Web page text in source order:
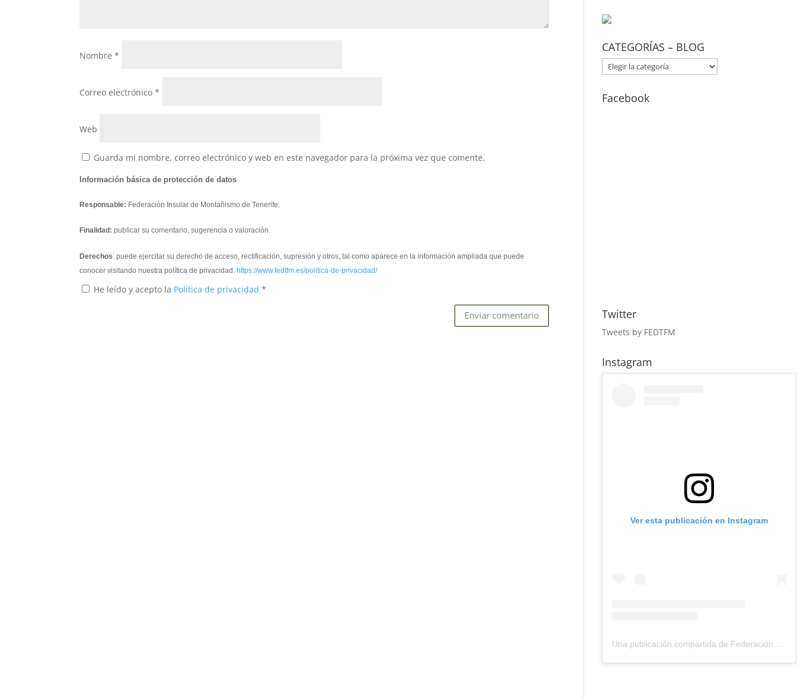
Nombre*
Correo electrónico*
Web
Guarda mi nombre, correo electrónico y web en este navegador para la próxima vez que comente.
Información básica de protección de datos
Responsable: Federación Insular de Montañismo de Tenerife.
Finalidad: publicar su comentario, sugerencia o valoración.
Derechos: puede ejercitar su derecho de acceso, rectificación, supresión y otros, tal como aparece en la información ampliada que puede
conocer visitando nuestra política de privacidad.https://www.fedtfm.es/politica-de-privacidad/
He leído y acepto la Política de privacidad*
CATEGORÍAS – BLOG
CATEGORÍAS
–
BLOG
Facebook
Twitter
Tweets by FEDTFM
Instagram
Ver esta publicación en Instagram